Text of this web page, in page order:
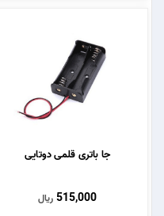
جا باتری قلمی دوتایی
515,000 ریال